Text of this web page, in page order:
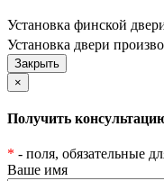
Установка финской
Установка двери
×
Получить
* - поля, обязательные
Ваше имя